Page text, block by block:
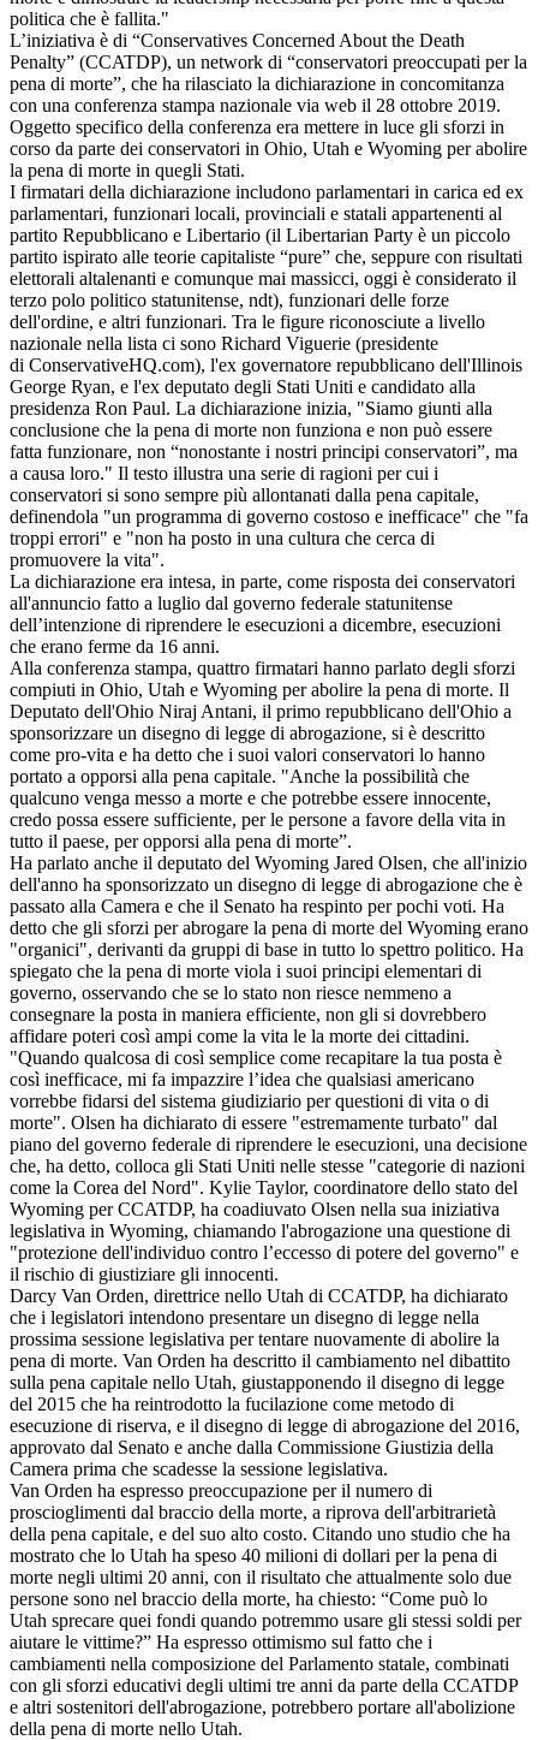
politica che è fallita."
L’iniziativa è di “Conservatives Concerned About the Death
Penalty” (CCATDP), un network di “conservatori preoccupati per la
pena di morte”, che ha rilasciato la dichiarazione in concomitanza
con una conferenza stampa nazionale via web il 28 ottobre 2019.
Oggetto specifico della conferenza era mettere in luce gli sforzi in
corso da parte dei conservatori in Ohio, Utah e Wyoming per abolire
la pena di morte in quegli Stati.
I firmatari della dichiarazione includono parlamentari in carica ed ex
parlamentari, funzionari locali, provinciali e statali appartenenti al
partito Repubblicano e Libertario (il Libertarian Party è un piccolo
partito ispirato alle teorie capitaliste “pure” che, seppure con risultati
elettorali altalenanti e comunque mai massicci, oggi è considerato il
terzo polo politico statunitense, ndt), funzionari delle forze
dell'ordine, e altri funzionari. Tra le figure riconosciute a livello
nazionale nella lista ci sono Richard Viguerie (presidente
di ConservativeHQ.com), l'ex governatore repubblicano dell'Illinois
George Ryan, e l'ex deputato degli Stati Uniti e candidato alla
presidenza Ron Paul. La dichiarazione inizia, "Siamo giunti alla
conclusione che la pena di morte non funziona e non può essere
fatta funzionare, non “nonostante i nostri principi conservatori”, ma
a causa loro." Il testo illustra una serie di ragioni per cui i
conservatori si sono sempre più allontanati dalla pena capitale,
definendola "un programma di governo costoso e inefficace" che "fa
troppi errori" e "non ha posto in una cultura che cerca di
promuovere la vita".
La dichiarazione era intesa, in parte, come risposta dei conservatori
all'annuncio fatto a luglio dal governo federale statunitense
dell’intenzione di riprendere le esecuzioni a dicembre, esecuzioni
che erano ferme da 16 anni.
Alla conferenza stampa, quattro firmatari hanno parlato degli sforzi
compiuti in Ohio, Utah e Wyoming per abolire la pena di morte. Il
Deputato dell'Ohio Niraj Antani, il primo repubblicano dell'Ohio a
sponsorizzare un disegno di legge di abrogazione, si è descritto
come pro-vita e ha detto che i suoi valori conservatori lo hanno
portato a opporsi alla pena capitale. "Anche la possibilità che
qualcuno venga messo a morte e che potrebbe essere innocente,
credo possa essere sufficiente, per le persone a favore della vita in
tutto il paese, per opporsi alla pena di morte”.
Ha parlato anche il deputato del Wyoming Jared Olsen, che all'inizio
dell'anno ha sponsorizzato un disegno di legge di abrogazione che è
passato alla Camera e che il Senato ha respinto per pochi voti. Ha
detto che gli sforzi per abrogare la pena di morte del Wyoming erano
"organici", derivanti da gruppi di base in tutto lo spettro politico. Ha
spiegato che la pena di morte viola i suoi principi elementari di
governo, osservando che se lo stato non riesce nemmeno a
consegnare la posta in maniera efficiente, non gli si dovrebbero
affidare poteri così ampi come la vita le la morte dei cittadini.
"Quando qualcosa di così semplice come recapitare la tua posta è
così inefficace, mi fa impazzire l’idea che qualsiasi americano
vorrebbe fidarsi del sistema giudiziario per questioni di vita o di
morte". Olsen ha dichiarato di essere "estremamente turbato" dal
piano del governo federale di riprendere le esecuzioni, una decisione
che, ha detto, colloca gli Stati Uniti nelle stesse "categorie di nazioni
come la Corea del Nord". Kylie Taylor, coordinatore dello stato del
Wyoming per CCATDP, ha coadiuvato Olsen nella sua iniziativa
legislativa in Wyoming, chiamando l'abrogazione una questione di
"protezione dell'individuo contro l’eccesso di potere del governo" e
il rischio di giustiziare gli innocenti.
Darcy Van Orden, direttrice nello Utah di CCATDP, ha dichiarato
che i legislatori intendono presentare un disegno di legge nella
prossima sessione legislativa per tentare nuovamente di abolire la
pena di morte. Van Orden ha descritto il cambiamento nel dibattito
sulla pena capitale nello Utah, giustapponendo il disegno di legge
del 2015 che ha reintrodotto la fucilazione come metodo di
esecuzione di riserva, e il disegno di legge di abrogazione del 2016,
approvato dal Senato e anche dalla Commissione Giustizia della
Camera prima che scadesse la sessione legislativa.
Van Orden ha espresso preoccupazione per il numero di
proscioglimenti dal braccio della morte, a riprova dell'arbitrarietà
della pena capitale, e del suo alto costo. Citando uno studio che ha
mostrato che lo Utah ha speso 40 milioni di dollari per la pena di
morte negli ultimi 20 anni, con il risultato che attualmente solo due
persone sono nel braccio della morte, ha chiesto: “Come può lo
Utah sprecare quei fondi quando potremmo usare gli stessi soldi per
aiutare le vittime?” Ha espresso ottimismo sul fatto che i
cambiamenti nella composizione del Parlamento statale, combinati
con gli sforzi educativi degli ultimi tre anni da parte della CCATDP
e altri sostenitori dell'abrogazione, potrebbero portare all'abolizione
della pena di morte nello Utah.